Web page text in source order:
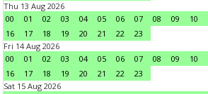
Thu 13 Aug 2026
00
01 02 03 04 05 06 07 08 09 10
16
17 18 19 20 21 22
23
Fri 14 Aug 2026
00
01 02 03 04 05 06 07 08 09 10
16
17 18 19 20 21 22
23
Sat 15 Aug 2026